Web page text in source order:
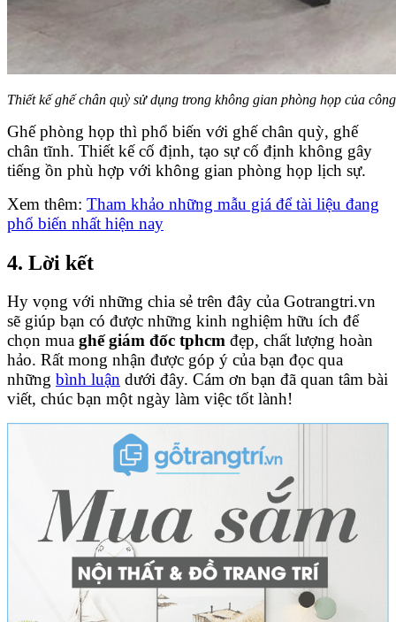
Thiết kế ghế chân quỳ sử dụng trong không gian phòng họp của
Ghế phòng họp thì phổ biến với ghế chân quỳ, ghế
chân tĩnh. Thiết kế cố định, tạo sự cố định không gây
tiếng ồn phù hợp với không gian phòng họp lịch sự.
Xem thêm: Tham khảo những mẫu giá để tài liệu đang
phổ biến nhất hiện nay
4. Lời kết
Hy vọng với những chia sẻ trên đây của Gotrangtri.vn
sẽ giúp bạn có được những kinh nghiệm hữu ích để
chọn mua ghế giám đốc tphcm đẹp, chất lượng hoàn
hảo. Rất mong nhận được góp ý của bạn đọc qua
những bình luận dưới đây. Cám ơn bạn đã quan tâm bài
viết, chúc bạn một ngày làm việc tốt lành!